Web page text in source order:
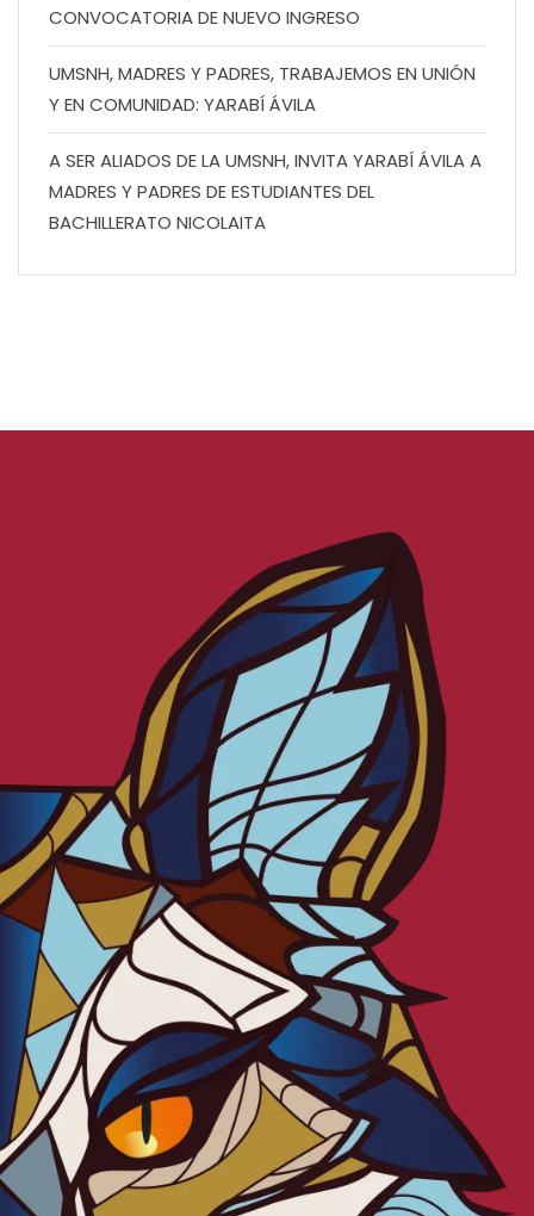
CONVOCATORIA DE NUEVO INGRESO
UMSNH, MADRES Y PADRES, TRABAJEMOS EN UNIÓN
Y EN COMUNIDAD: YARABÍ ÁVILA
A SER ALIADOS DE LA UMSNH, INVITA YARABÍ ÁVILA A
MADRES Y PADRES DE ESTUDIANTES DEL
BACHILLERATO NICOLAITA